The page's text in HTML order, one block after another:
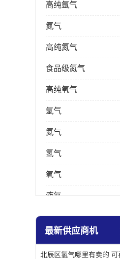
高纯氩气
氮气
高纯氮气
食品级氮气
高纯氧气
氩气
氦气
氢气
氧气
液氮
乙炔
最新供应商机